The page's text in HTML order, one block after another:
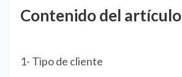
Contenido del artículo
1- Tipo de cliente